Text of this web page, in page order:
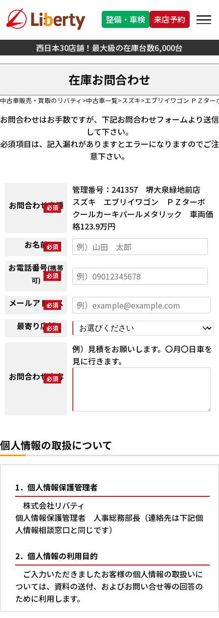
西日本30店舗！最大級の在庫台数6,000台
整備・車検 来店予約
在庫お問合わせ
中古車販売・買取のリバティ 中古車一覧 スズキ エブリイワゴン ＰＺター
お問合わせはお手数ですが、下記お問合わせフォームより送信
して下さい。
必須項目は、記入漏れがありますとエラーになりますのでご注
意下さい。
お問合わせ車種
管理番号：241357 堺大泉緑地前店
スズキ エブリイワゴン ＰＺターボ
クールカーキパールメタリック 車両価
格123.9万円
お名前
お電話番号(携帯
可)
メールアドレス
最寄り店舗
お問合わせ内容
例）見積をお願いします。〇月〇日車を
見に行きます。
個人情報の取扱について
1．個人情報保護管理者
株式会社リバティ
個人情報保護管理者 人事総務部長（連絡先は下記個
人情報相談窓口と同じです）
2．個人情報の利用目的
ご入力いただきましたお客様の個人情報の取扱いに
ついては、資料の送付、およびお問い合せ等の回答の
ために利用します。